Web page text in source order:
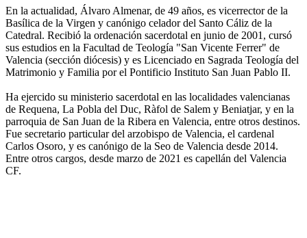
En la actualidad, Álvaro Almenar, de 49 años, es vicerrector de la
Basílica de la Virgen y canónigo celador del Santo Cáliz de la
Catedral. Recibió la ordenación sacerdotal en junio de 2001, cursó
sus estudios en la Facultad de Teología "San Vicente Ferrer" de
Valencia (sección diócesis) y es Licenciado en Sagrada Teología del
Matrimonio y Familia por el Pontificio Instituto San Juan Pablo II.
Ha ejercido su ministerio sacerdotal en las localidades valencianas
de Requena, La Pobla del Duc, Ràfol de Salem y Beniatjar, y en la
parroquia de San Juan de la Ribera en Valencia, entre otros destinos.
Fue secretario particular del arzobispo de Valencia, el cardenal
Carlos Osoro, y es canónigo de la Seo de Valencia desde 2014.
Entre otros cargos, desde marzo de 2021 es capellán del Valencia
CF.